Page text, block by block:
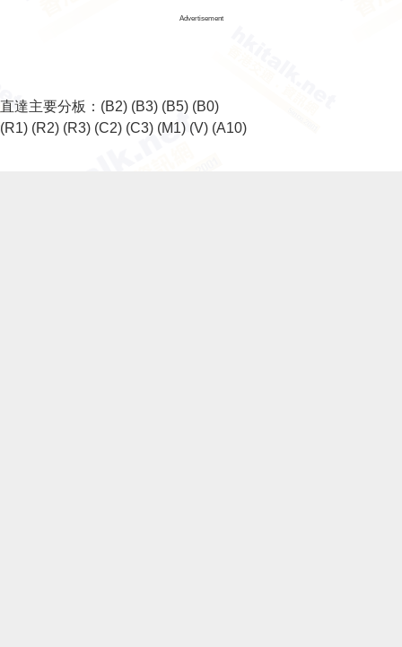
Advertisement
直達主要分板： (B2) (B3) (B5) (B0)
(R1) (R2) (R3) (C2) (C3) (M1) (V) (A10)